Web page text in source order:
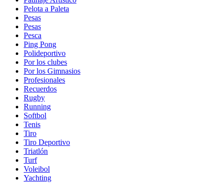
Pelota a Paleta
Pesas
Pesas
Pesca
Ping Pong
Polideportivo
Por los clubes
Por los Gimnasios
Profesionales
Recuerdos
Rugby
Running
Softbol
Tenis
Tiro
Tiro Deportivo
Triatlón
Turf
Voleibol
Yachting